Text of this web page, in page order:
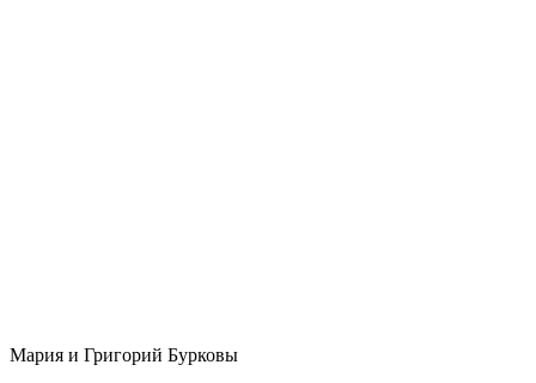
Мария и Григорий Бурковы